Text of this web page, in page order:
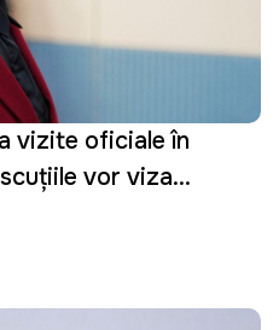
vizite oficiale în
vor viza
Moldova